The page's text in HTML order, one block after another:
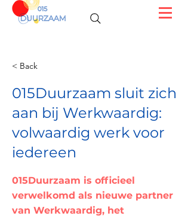
< Back
015Duurzaam sluit zich
aan bij Werkwaardig:
volwaardig werk voor
iedereen
015Duurzaam is officieel
verwelkomd als nieuwe partner
van Werkwaardig, het